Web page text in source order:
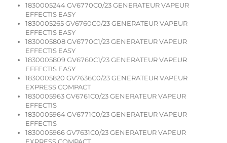
1830005244 GV6770C0/23 GENERATEUR VAPEUR
EFFECTIS EASY
1830005265 GV6760C0/23 GENERATEUR VAPEUR
EFFECTIS EASY
1830005808 GV6770C1/23 GENERATEUR VAPEUR
EFFECTIS EASY
1830005809 GV6760C1/23 GENERATEUR VAPEUR
EFFECTIS EASY
1830005820 GV7636C0/23 GENERATEUR VAPEUR
EXPRESS COMPACT
1830005963 GV6761C0/23 GENERATEUR VAPEUR
EFFECTIS
1830005964 GV6771C0/23 GENERATEUR VAPEUR
EFFECTIS
1830005966 GV7631C0/23 GENERATEUR VAPEUR